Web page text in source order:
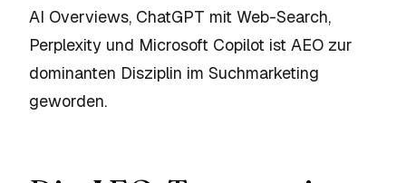
AI Overviews, ChatGPT mit Web-Search,
Perplexity und Microsoft Copilot ist AEO zur
dominanten Disziplin im Suchmarketing
geworden.